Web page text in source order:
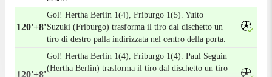
120'+8'
Gol! Hertha Berlin 1(4), Friburgo 1(5). Yuito
Suzuki (Friburgo) trasforma il tiro dal dischetto un
tiro di destro palla indirizzata nel centro della porta.
120'+8'
Gol! Hertha Berlin 1(4), Friburgo 1(4). Paul Seguin
(Hertha Berlin) trasforma il tiro dal dischetto un tiro